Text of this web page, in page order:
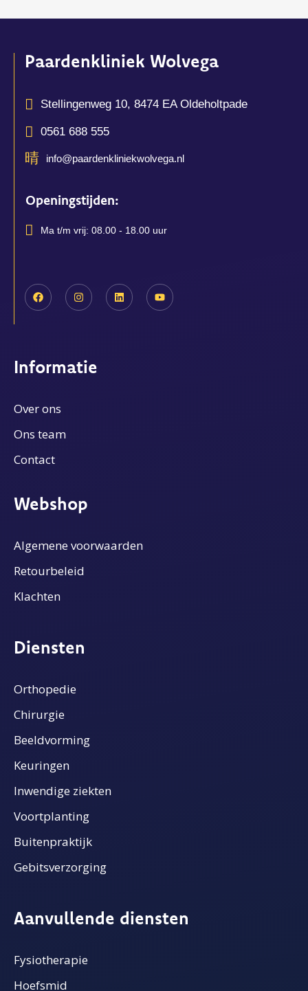
Paardenkliniek Wolvega
Stellingenweg 10, 8474 EA Oldeholtpade
0561 688 555
info@paardenkliniekwolvega.nl
Openingstijden:
Ma t/m vrij: 08.00 - 18.00 uur
Informatie
Over ons
Ons team
Contact
Webshop
Algemene voorwaarden
Retourbeleid
Klachten
Diensten
Orthopedie
Chirurgie
Beeldvorming
Keuringen
Inwendige ziekten
Voortplanting
Buitenpraktijk
Gebitsverzorging
Aanvullende diensten
Fysiotherapie
Hoefsmid